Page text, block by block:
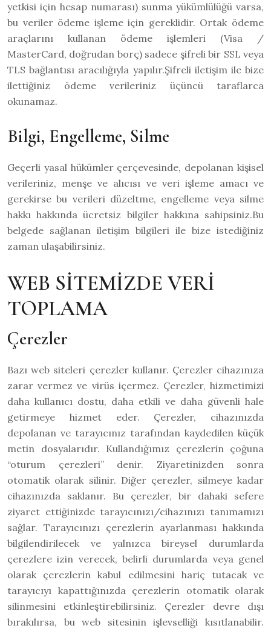
yetkisi için hesap numarası) sunma yükümlülüğü varsa,
bu veriler ödeme işleme için gereklidir. Ortak ödeme
araçlarını kullanan ödeme işlemleri (Visa /
MasterCard, doğrudan borç) sadece şifreli bir SSL veya
TLS bağlantısı aracılığıyla yapılır.Şifreli iletişim ile bize
ilettiğiniz ödeme verileriniz üçüncü taraflarca
okunamaz.
Bilgi, Engelleme, Silme
Geçerli yasal hükümler çerçevesinde, depolanan kişisel
verileriniz, menşe ve alıcısı ve veri işleme amacı ve
gerekirse bu verileri düzeltme, engelleme veya silme
hakkı hakkında ücretsiz bilgiler hakkına sahipsiniz.Bu
belgede sağlanan iletişim bilgileri ile bize istediğiniz
zaman ulaşabilirsiniz.
WEB SİTEMİZDE VERİ
TOPLAMA
Çerezler
Bazı web siteleri çerezler kullanır. Çerezler cihazınıza
zarar vermez ve virüs içermez. Çerezler, hizmetimizi
daha kullanıcı dostu, daha etkili ve daha güvenli hale
getirmeye hizmet eder. Çerezler, cihazınızda
depolanan ve tarayıcınız tarafından kaydedilen küçük
metin dosyalarıdır. Kullandığımız çerezlerin çoğuna
“oturum çerezleri” denir. Ziyaretinizden sonra
otomatik olarak silinir. Diğer çerezler, silmeye kadar
cihazınızda saklanır. Bu çerezler, bir dahaki sefere
ziyaret ettiğinizde tarayıcınızı/cihazınızı tanımamızı
sağlar. Tarayıcınızı çerezlerin ayarlanması hakkında
bilgilendirilecek ve yalnızca bireysel durumlarda
çerezlere izin verecek, belirli durumlarda veya genel
olarak çerezlerin kabul edilmesini hariç tutacak ve
tarayıcıyı kapattığınızda çerezlerin otomatik olarak
silinmesini etkinleştirebilirsiniz. Çerezler devre dışı
bırakılırsa, bu web sitesinin işlevselliği kısıtlanabilir.